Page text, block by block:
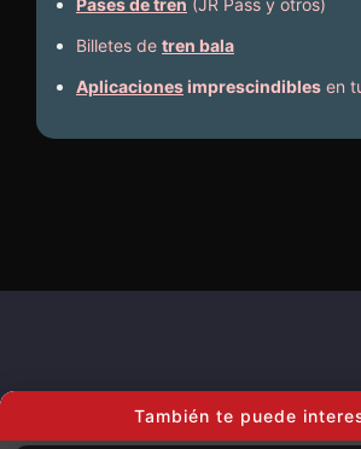
Pases de tren (JR Pass y otros)
Billetes de tren bala
Aplicacionesimprescindibles en
Novedades
También te puede